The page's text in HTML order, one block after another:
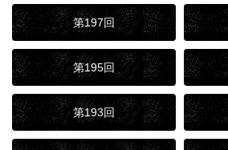
第197回
第195回
第193回